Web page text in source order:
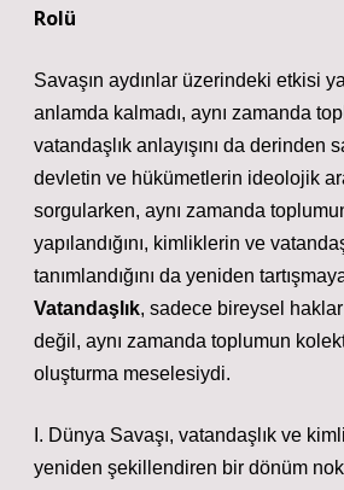
Rolü
Savaşın aydınlar üzerindeki etkisi
anlamda kalmadı, aynı zamanda
vatandaşlık anlayışını da derinden
devletin ve hükümetlerin ideolojik
sorgularken, aynı zamanda
yapılandığını, kimliklerin ve
tanımlandığını da yeniden
Vatandaşlık, sadece bireysel
değil, aynı zamanda toplumun
oluşturma meselesiydi.
I. Dünya Savaşı, vatandaşlık ve
yeniden şekillendiren bir dönüm